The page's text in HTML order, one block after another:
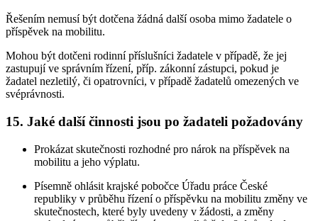
Řešením nemusí být dotčena žádná další osoba mimo žadatele o
příspěvek na mobilitu.
Mohou být dotčeni rodinní příslušníci žadatele v případě, že jej
zastupují ve správním řízení, příp. zákonní zástupci, pokud je
žadatel nezletilý, či opatrovníci, v případě žadatelů omezených ve
svéprávnosti.
15. Jaké další činnosti jsou po žadateli požadovány
Prokázat skutečnosti rozhodné pro nárok na příspěvek na
mobilitu a jeho výplatu.
Písemně ohlásit krajské pobočce Úřadu práce České
republiky v průběhu řízení o příspěvku na mobilitu změny ve
skutečnostech, které byly uvedeny v žádosti, a změny